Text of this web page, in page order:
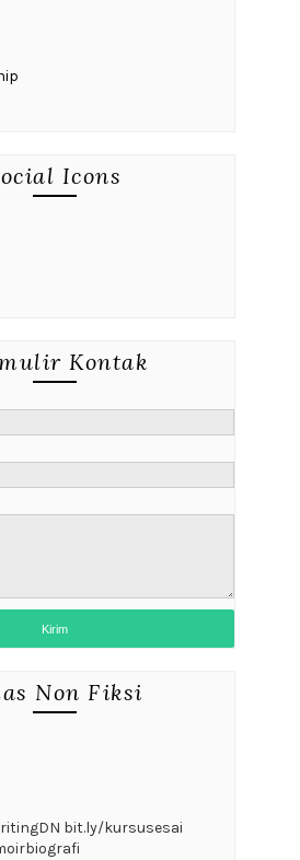
Icons
Kontak
Non Fiksi
bit.ly/kursusesai